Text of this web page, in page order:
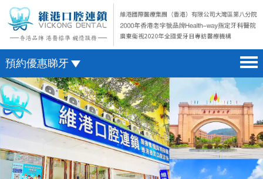
預約優惠睇牙
首頁 home page
醫院簡介 hospital introduction
醫生介紹 doctor introduction
醫療新聞 medical news
澳門電話預約
微信預約
WhatsApp預約